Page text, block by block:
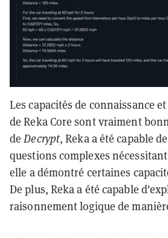
Les capacités de connaissance
de Reka Core sont vraiment
deDecrypt, Reka a été capable
questions complexes
elle a démontré certaines
De plus, Reka a été capable
raisonnement logique de